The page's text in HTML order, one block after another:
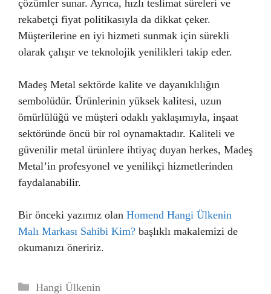
çözümler sunar. Ayrıca, hızlı teslimat süreleri ve
rekabetçi fiyat politikasıyla da dikkat çeker.
Müşterilerine en iyi hizmeti sunmak için sürekli
olarak çalışır ve teknolojik yenilikleri takip eder.
Madeş Metal sektörde kalite ve dayanıklılığın
sembolüdür. Ürünlerinin yüksek kalitesi, uzun
ömürlülüğü ve müşteri odaklı yaklaşımıyla, inşaat
sektöründe öncü bir rol oynamaktadır. Kaliteli ve
güvenilir metal ürünlere ihtiyaç duyan herkes, Madeş
Metal’in profesyonel ve yenilikçi hizmetlerinden
faydalanabilir.
Bir önceki yazımız olan Homend Hangi Ülkenin
Malı Markası Sahibi Kim? başlıklı makalemizi de
okumanızı öneririz.
Kategoriler
Hangi Ülkenin